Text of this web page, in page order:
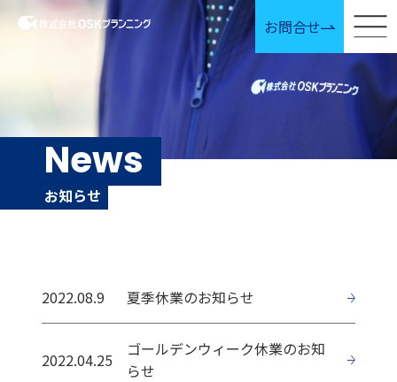
お問合せ
News
お知らせ
2022.08.9 夏季休業のお知らせ
2022.04.25
ゴールデンウィーク休業のお知
らせ